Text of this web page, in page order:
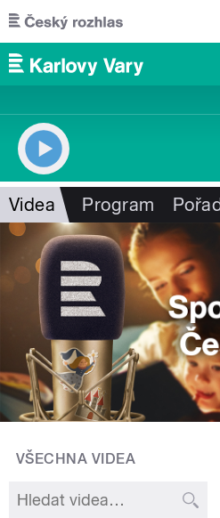
Přejít k hlavnímu obsahu
Videa Program
VŠECHNA VIDEA